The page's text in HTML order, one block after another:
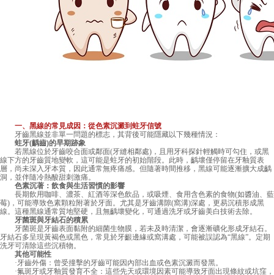
一、黑線的常見成因：從色素沉澱到蛀牙信號
牙齒黑線並非單一問題的標志，其背後可能隱藏以下幾種情況：
蛀牙(齲齒)的早期跡象
若黑線位於牙齒咬合面或鄰面(牙縫相鄰處)，且用牙科探針輕觸時可勾住，或黑
線下方的牙齒質地變軟，這可能是蛀牙的初始階段。此時，齲壞僅停留在牙釉質表
層，尚未深入牙本質，因此通常無疼痛感。但隨著時間推移，黑線可能逐漸擴大成齲
洞，並伴隨冷熱酸甜刺激痛。
色素沉著：飲食與生活習慣的影響
長期飲用咖啡、濃茶、紅酒等深色飲品，或吸煙、食用含色素的食物(如醬油、藍
莓)，可能導致色素顆粒附著於牙面。尤其是牙齒溝隙(窩溝)深處，更易沉積形成黑
線。這種黑線通常質地堅硬，且無齲壞變化，可通過洗牙或牙齒美白技術去除。
牙菌斑與牙結石的積累
牙菌斑是牙齒表面黏附的細菌生物膜，若未及時清潔，會逐漸礦化形成牙結石。
牙結石多呈現黃褐色或黑色，常見於牙齦邊緣或窩溝處，可能被誤認為“黑線”。定期
洗牙可清除這些沉積物。
其他可能性
·牙齒外傷：曾受撞擊的牙齒可能因內部出血或色素沉澱而發黑。
·氟斑牙或牙釉質發育不全：這些先天或環境因素可能導致牙面出現條紋或坑窪，